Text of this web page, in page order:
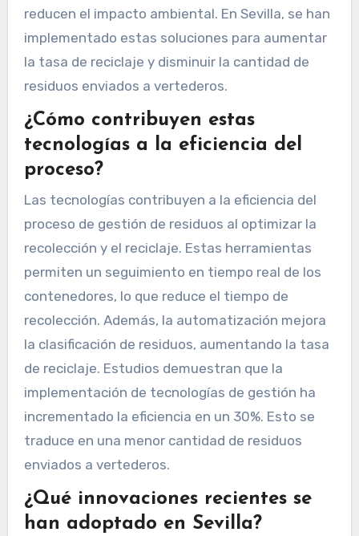
reducen el impacto ambiental. En Sevilla, se han
implementado estas soluciones para aumentar
la tasa de reciclaje y disminuir la cantidad de
residuos enviados a vertederos.
¿Cómo contribuyen estas
tecnologías a la eficiencia del
proceso?
Las tecnologías contribuyen a la eficiencia del
proceso de gestión de residuos al optimizar la
recolección y el reciclaje. Estas herramientas
permiten un seguimiento en tiempo real de los
contenedores, lo que reduce el tiempo de
recolección. Además, la automatización mejora
la clasificación de residuos, aumentando la tasa
de reciclaje. Estudios demuestran que la
implementación de tecnologías de gestión ha
incrementado la eficiencia en un 30%. Esto se
traduce en una menor cantidad de residuos
enviados a vertederos.
¿Qué innovaciones recientes se
han adoptado en Sevilla?